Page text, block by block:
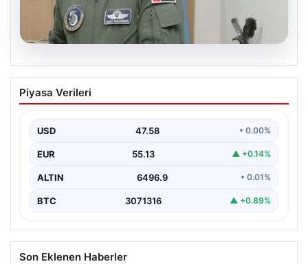
Rafet Dalkıran kimdir? Yeni Hava
Kuvvetleri Komutanı Rafet Dalkıran’ın
Piyasa Verileri
USD 47.58 • 0.00%
EUR 55.13 ▲ +0.14%
ALTIN 6496.9 • 0.01%
BTC 3071316 ▲ +0.89%
Son Eklenen Haberler